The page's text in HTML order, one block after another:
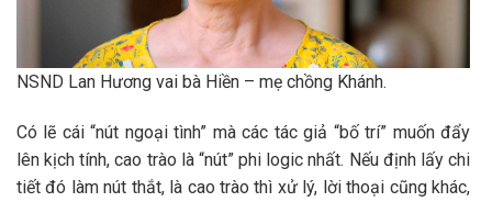
NSND Lan Hương vai bà Hiền – mẹ chồng Khánh.
Có lẽ cái “nút ngoại tình” mà các tác giả “bố trí” muốn đẩy
lên kịch tính, cao trào là “nút” phi logic nhất. Nếu định lấy chi
tiết đó làm nút thắt, là cao trào thì xử lý, lời thoại cũng khác,